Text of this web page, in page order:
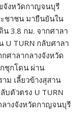
จังหวัดกาญจนบุรี
ชาชน มายืนยันใน
น 3.8 กม. จากศาลา
U TURN กลับศาลา
ศาลากลางจังหวัด
ชุกโดน ผ่าน
ม เลี้ยวข้างสุสาน
ตัวตรง U TURN
ลางจังหวัดกาญจนบุรี